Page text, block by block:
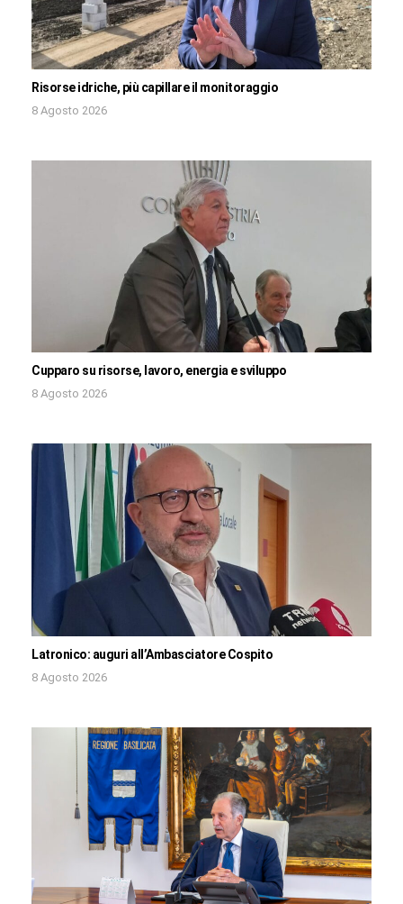
Risorse idriche, più capillare il monitoraggio
8 Agosto 2026
Cupparo su risorse, lavoro, energia e sviluppo
8 Agosto 2026
Latronico: auguri all’Ambasciatore Cospito
8 Agosto 2026